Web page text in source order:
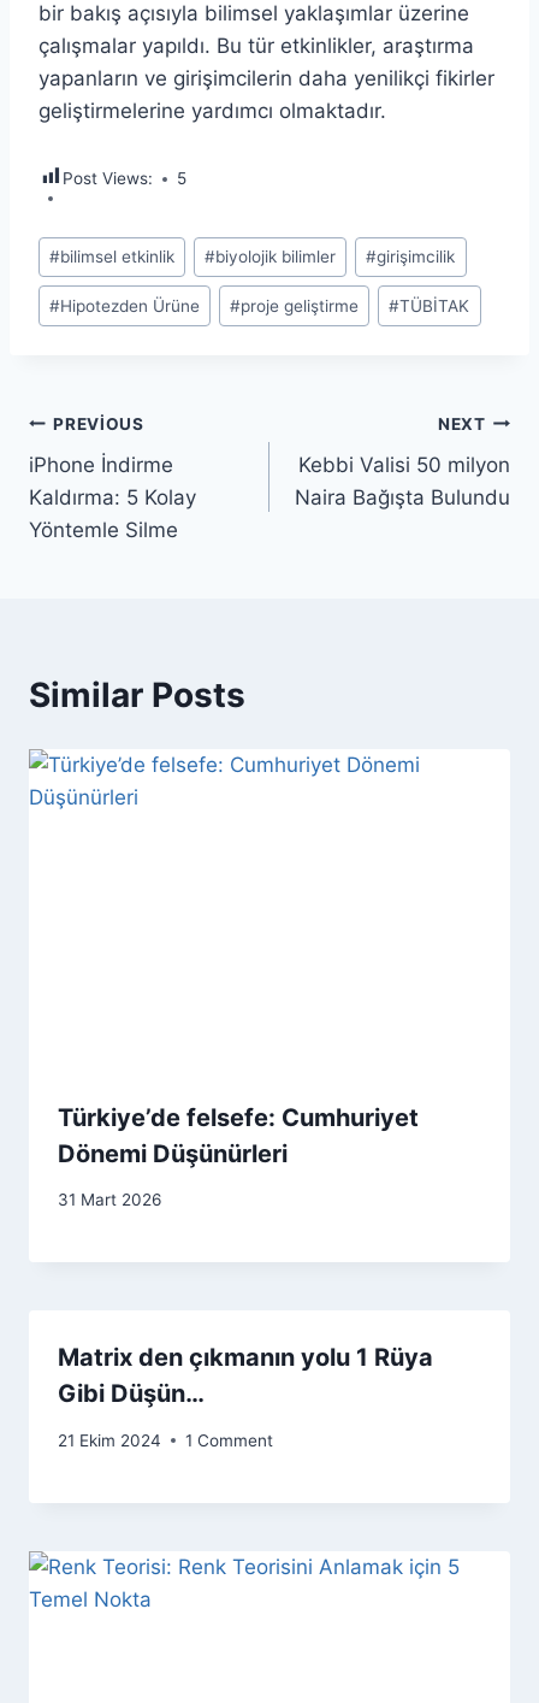
bir bakış açısıyla bilimsel yaklaşımlar üzerine
çalışmalar yapıldı. Bu tür etkinlikler, araştırma
yapanların ve girişimcilerin daha yenilikçi fikirler
geliştirmelerine yardımcı olmaktadır.
Post Views: 5
Post
Tags:
#bilimsel etkinlik #biyolojik bilimler #girişimcilik
#Hipotezden Ürüne #proje geliştirme #TÜBİTAK
Yazı
gezinmesi
PREVIOUS
iPhone İndirme
Kaldırma: 5 Kolay
Yöntemle Silme
NEXT
Kebbi Valisi 50 milyon
Naira Bağışta Bulundu
Similar Posts
Türkiye’de felsefe: Cumhuriyet
Dönemi Düşünürleri
31 Mart 2026
Matrix den çıkmanın yolu 1 Rüya
Gibi Düşün…
21 Ekim 2024 1 Comment